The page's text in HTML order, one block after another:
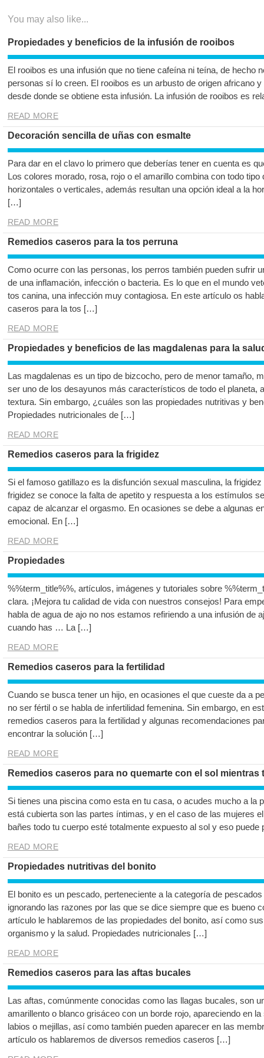
You may also like...
Propiedades y beneficios de la infusión de rooibos
El rooibos es una infusión que no tiene cafeína ni teína, de hecho
personas sí lo creen. El rooibos es un arbusto de origen africano
desde donde se obtiene esta infusión. La infusión de rooibos es
READ MORE
Decoración sencilla de uñas con esmalte
Para dar en el clavo lo primero que deberías tener en cuenta es
Los colores morado, rosa, rojo o el amarillo combina con todo
horizontales o verticales, además resultan una opción ideal a la
[…]
READ MORE
Remedios caseros para la tos perruna
Como ocurre con las personas, los perros también pueden sufrir
de una inflamación, infección o bacteria. Es lo que en el mundo
tos canina, una infección muy contagiosa. En este artículo os
caseros para la tos […]
READ MORE
Propiedades y beneficios de las magdalenas para la
Las magdalenas es un tipo de bizcocho, pero de menor tamaño,
ser uno de los desayunos más característicos de todo el planeta,
textura. Sin embargo, ¿cuáles son las propiedades nutritivas y
Propiedades nutricionales de […]
READ MORE
Remedios caseros para la frigidez
Si el famoso gatillazo es la disfunción sexual masculina, la
frigidez se conoce la falta de apetito y respuesta a los estímulos
capaz de alcanzar el orgasmo. En ocasiones se debe a algunas
emocional. En […]
READ MORE
Propiedades
%%term_title%%, artículos, imágenes y tutoriales sobre
clara. ¡Mejora tu calidad de vida con nuestros consejos! Para
habla de agua de ajo no nos estamos refiriendo a una infusión de
cuando has … La […]
READ MORE
Remedios caseros para la fertilidad
Cuando se busca tener un hijo, en ocasiones el que cueste da a
no ser fértil o se habla de infertilidad femenina. Sin embargo, en
remedios caseros para la fertilidad y algunas recomendaciones
encontrar la solución […]
READ MORE
Remedios caseros para no quemarte con el sol mientras
Si tienes una piscina como esta en tu casa, o acudes mucho a la
está cubierta son las partes íntimas, y en el caso de las mujeres
bañes todo tu cuerpo esté totalmente expuesto al sol y eso
READ MORE
Propiedades nutritivas del bonito
El bonito es un pescado, perteneciente a la categoría de
ignorando las razones por las que se dice siempre que es bueno
artículo le hablaremos de las propiedades del bonito, así como
organismo y la salud. Propiedades nutricionales […]
READ MORE
Remedios caseros para las aftas bucales
Las aftas, comúnmente conocidas como las llagas bucales, son
amarillento o blanco grisáceo con un borde rojo, apareciendo en
labios o mejillas, así como también pueden aparecer en las
artículo os hablaremos de diversos remedios caseros […]